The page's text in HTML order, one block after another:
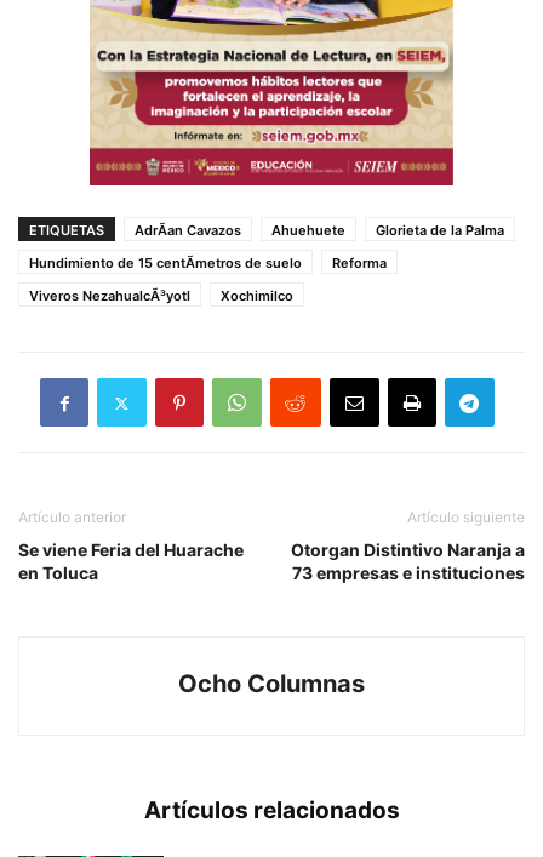
ETIQUETAS AdrÃ­an Cavazos Ahuehuete
Glorieta de la Palma
Hundimiento de 15 centÃ­metros de suelo
Reforma
Viveros NezahualcÃ³yotl
Xochimilco
Artículo anterior
Se viene Feria del Huarache
en Toluca
Artículo siguiente
Otorgan Distintivo Naranja a
73 empresas e instituciones
Ocho Columnas
Artículos relacionados